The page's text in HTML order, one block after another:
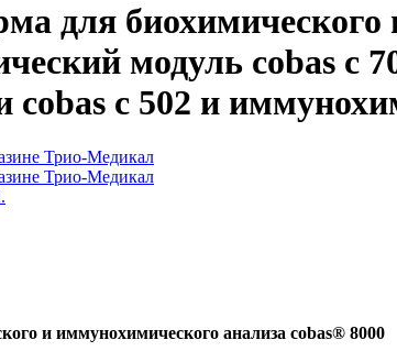
для
модуль cobas c
cobas c 502 и
и иммунохимического анализа cobas® 8000